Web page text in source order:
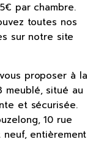
par chambre.
toutes nos
sur notre site
vous proposer à la
meublé, situé au
et sécurisée.
10 rue
neuf, entièrement